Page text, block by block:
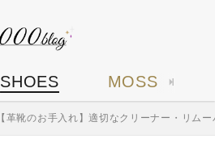
SHOES MOSS
【革靴のお手入れ】適切なクリーナー・リム